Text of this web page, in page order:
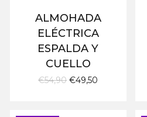
ALMOHADA
ELÉCTRICA
ESPALDA Y
CUELLO
€54,90 El
€49,50